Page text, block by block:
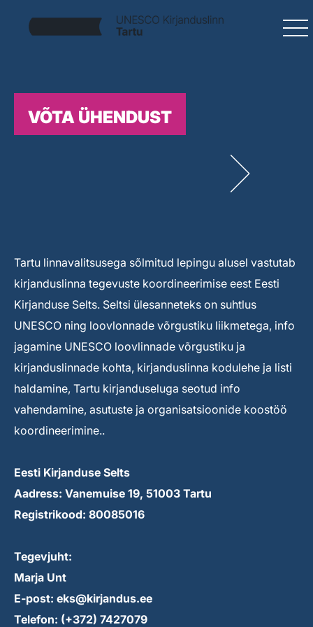
VÕTA ÜHENDUST
Tartu linnavalitsusega sõlmitud lepingu alusel vastutab
kirjanduslinna tegevuste koordineerimise eest Eesti
Kirjanduse Selts. Seltsi ülesanneteks on suhtlus
UNESCO ning loovlonnade võrgustiku liikmetega, info
jagamine UNESCO loovlinnade võrgustiku ja
kirjanduslinnade kohta, kirjanduslinna kodulehe ja listi
haldamine, Tartu kirjanduseluga seotud info
vahendamine, asutuste ja organisatsioonide koostöö
koordineerimine..
Eesti Kirjanduse Selts
Aadress: Vanemuise 19, 51003 Tartu
Registrikood: 80085016
Tegevjuht:
Marja Unt
E-post: eks@kirjandus.ee
Telefon: (+372) 7427079